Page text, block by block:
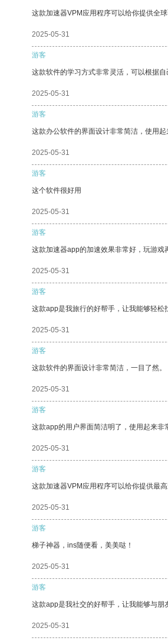
这款加速器VPM应用程序可以给你提供全
2025-05-31
游客
这款软件的学习方式非常灵活，可以根据自
2025-05-31
游客
这款办公软件的界面设计非常简洁，使用
2025-05-31
游客
这个软件很好用
2025-05-31
游客
这款加速器app的加速效果非常好，玩游戏
2025-05-31
游客
这款app是我旅行的好帮手，让我能够轻松
2025-05-31
游客
这款软件的界面设计非常简洁，一目了然。
2025-05-31
游客
这款app的用户界面简洁明了，使用起来非
2025-05-31
游客
这款加速器VPM应用程序可以给你提供最
2025-05-31
游客
梯子神器，ins随便看，美美哒！
2025-05-31
游客
这款app是我社交的好帮手，让我能够与朋
2025-05-31